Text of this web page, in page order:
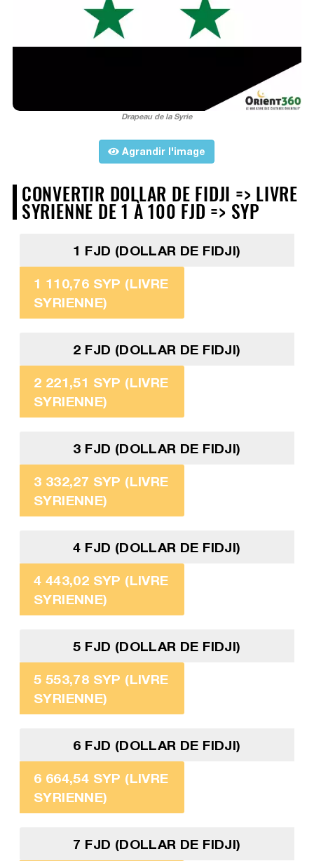
Drapeau de la Syrie
Agrandir l'image
CONVERTIR DOLLAR DE FIDJI => LIVRE
SYRIENNE DE 1 À 100 FJD => SYP
1 FJD (DOLLAR DE FIDJI)
1 110,76 SYP (LIVRE
SYRIENNE)
2 FJD (DOLLAR DE FIDJI)
2 221,51 SYP (LIVRE
SYRIENNE)
3 FJD (DOLLAR DE FIDJI)
3 332,27 SYP (LIVRE
SYRIENNE)
4 FJD (DOLLAR DE FIDJI)
4 443,02 SYP (LIVRE
SYRIENNE)
5 FJD (DOLLAR DE FIDJI)
5 553,78 SYP (LIVRE
SYRIENNE)
6 FJD (DOLLAR DE FIDJI)
6 664,54 SYP (LIVRE
SYRIENNE)
7 FJD (DOLLAR DE FIDJI)